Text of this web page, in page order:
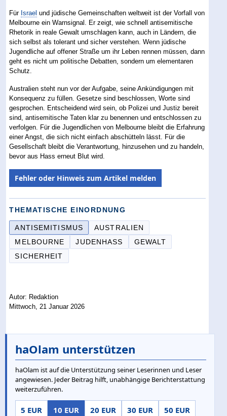
Für Israel und jüdische Gemeinschaften weltweit ist der Vorfall von
Melbourne ein Warnsignal. Er zeigt, wie schnell antisemitische
Rhetorik in reale Gewalt umschlagen kann, auch in Ländern, die
sich selbst als tolerant und sicher verstehen. Wenn jüdische
Jugendliche auf offener Straße um ihr Leben rennen müssen, dann
geht es nicht um politische Debatten, sondern um elementaren
Schutz.
Australien steht nun vor der Aufgabe, seine Ankündigungen mit
Konsequenz zu füllen. Gesetze sind beschlossen, Worte sind
gesprochen. Entscheidend wird sein, ob Polizei und Justiz bereit
sind, antisemitische Taten klar zu benennen und entschlossen zu
verfolgen. Für die Jugendlichen von Melbourne bleibt die Erfahrung
einer Angst, die sich nicht einfach abschütteln lässt. Für die
Gesellschaft bleibt die Verantwortung, hinzusehen und zu handeln,
bevor aus Hass erneut Blut wird.
Fehler oder Hinweis zum Artikel melden
THEMATISCHE EINORDNUNG
ANTISEMITISMUS
AUSTRALIEN
MELBOURNE
JUDENHASS
GEWALT
SICHERHEIT
Autor: Redaktion
Mittwoch, 21 Januar 2026
haOlam unterstützen
haOlam ist auf die Unterstützung seiner Leserinnen und Leser
angewiesen. Jeder Beitrag hilft, unabhängige Berichterstattung
weiterzuführen.
5 EUR 10 EUR 20 EUR 30 EUR
50 EUR